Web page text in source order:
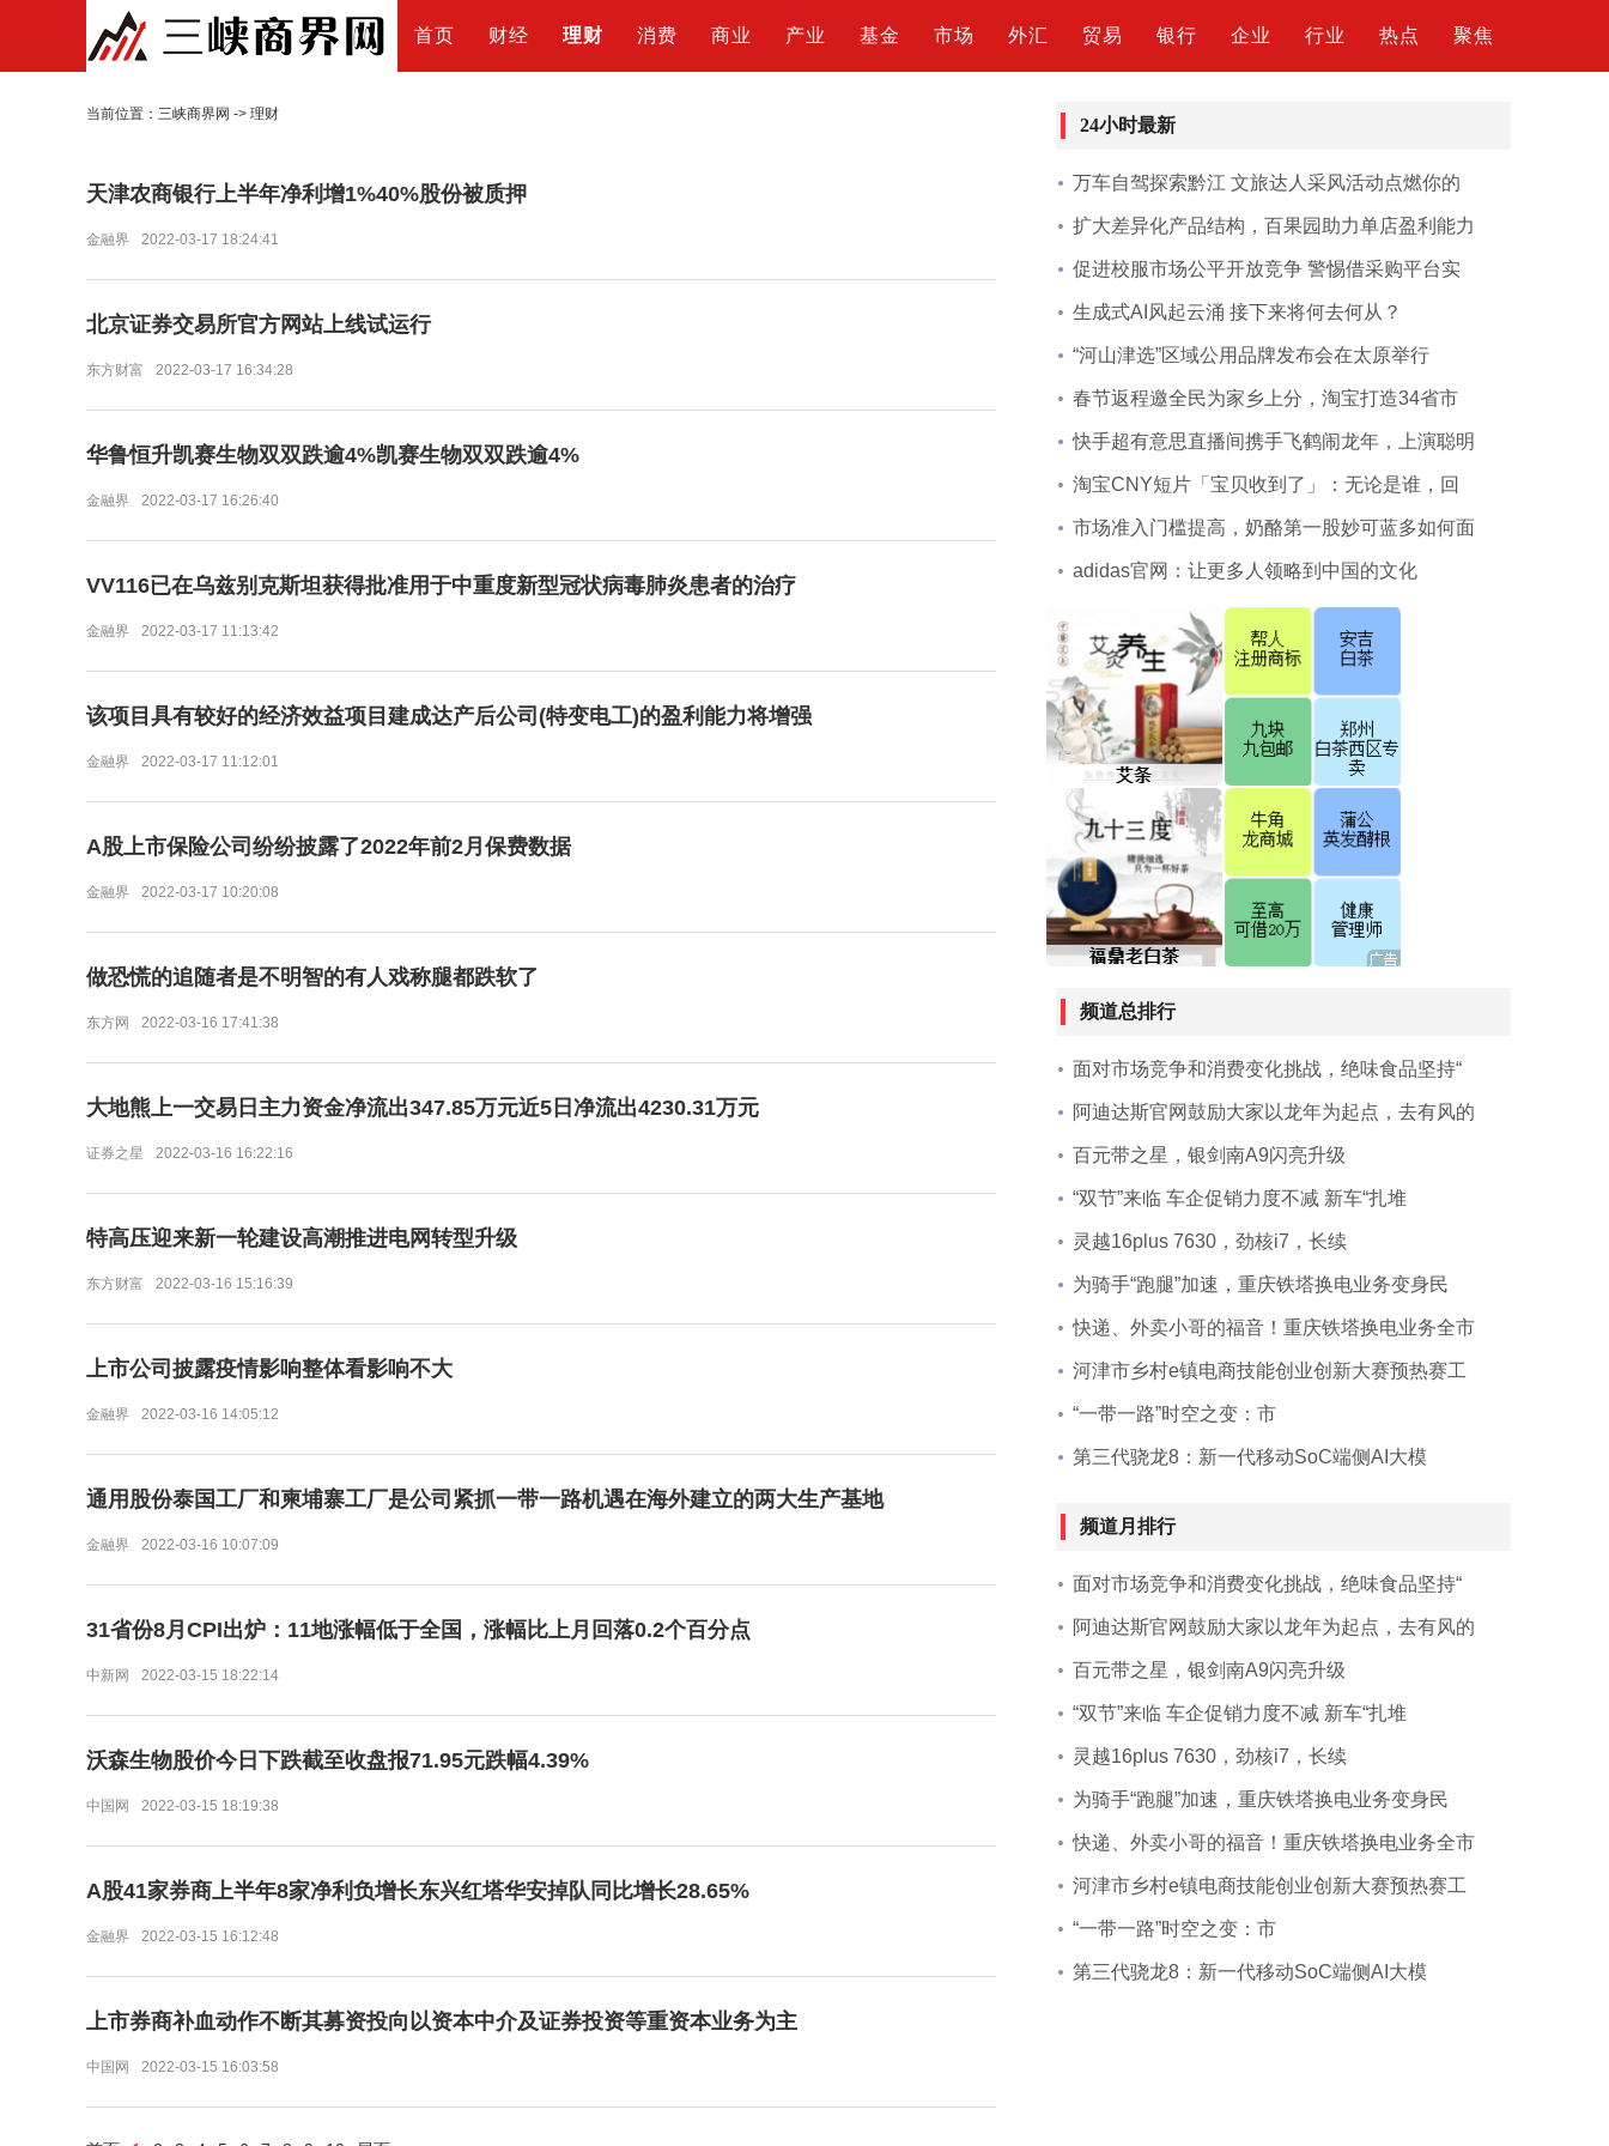
首页 财经 理财 消费 商业 产业 基金 市场 外汇 贸易 银行 企业 行业 热点 聚焦
当前位置： 三峡商界网 -> 理财
天津农商银行上半年净利增1%40%股份被质押
金融界 2022-03-17 18:24:41
北京证券交易所官方网站上线试运行
东方财富 2022-03-17 16:34:28
华鲁恒升凯赛生物双双跌逾4%凯赛生物双双跌逾4%
金融界 2022-03-17 16:26:40
VV116已在乌兹别克斯坦获得批准用于中重度新型冠状病毒肺炎患者的治疗
金融界 2022-03-17 11:13:42
该项目具有较好的经济效益项目建成达产后公司(特变电工)的盈利能力将增强
金融界 2022-03-17 11:12:01
A股上市保险公司纷纷披露了2022年前2月保费数据
金融界 2022-03-17 10:20:08
做恐慌的追随者是不明智的有人戏称腿都跌软了
东方网 2022-03-16 17:41:38
大地熊上一交易日主力资金净流出347.85万元近5日净流出4230.31万元
证券之星 2022-03-16 16:22:16
特高压迎来新一轮建设高潮推进电网转型升级
东方财富 2022-03-16 15:16:39
上市公司披露疫情影响整体看影响不大
金融界 2022-03-16 14:05:12
通用股份泰国工厂和柬埔寨工厂是公司紧抓一带一路机遇在海外建立的两大生产基地
金融界 2022-03-16 10:07:09
31省份8月CPI出炉：11地涨幅低于全国，涨幅比上月回落0.2个百分点
中新网 2022-03-15 18:22:14
沃森生物股价今日下跌截至收盘报71.95元跌幅4.39%
中国网 2022-03-15 18:19:38
A股41家券商上半年8家净利负增长东兴红塔华安掉队同比增长28.65%
金融界 2022-03-15 16:12:48
上市券商补血动作不断其募资投向以资本中介及证券投资等重资本业务为主
中国网 2022-03-15 16:03:58
24小时最新
万车自驾探索黔江 文旅达人采风活动点燃你的
扩大差异化产品结构，百果园助力单店盈利能力
促进校服市场公平开放竞争 警惕借采购平台实
生成式AI风起云涌 接下来将何去何从？
“河山津选”区域公用品牌发布会在太原举行
春节返程邀全民为家乡上分，淘宝打造34省市
快手超有意思直播间携手飞鹤闹龙年，上演聪明
淘宝CNY短片「宝贝收到了」：无论是谁，回
市场准入门槛提高，奶酪第一股妙可蓝多如何面
adidas官网：让更多人领略到中国的文化
频道总排行
面对市场竞争和消费变化挑战，绝味食品坚持“
阿迪达斯官网鼓励大家以龙年为起点，去有风的
百元带之星，银剑南A9闪亮升级
“双节”来临 车企促销力度不减 新车“扎堆
灵越16plus 7630，劲核i7，长续
为骑手“跑腿”加速，重庆铁塔换电业务变身民
快递、外卖小哥的福音！重庆铁塔换电业务全市
河津市乡村e镇电商技能创业创新大赛预热赛工
“一带一路”时空之变：市
第三代骁龙8：新一代移动SoC端侧AI大模
频道月排行
面对市场竞争和消费变化挑战，绝味食品坚持“
阿迪达斯官网鼓励大家以龙年为起点，去有风的
百元带之星，银剑南A9闪亮升级
“双节”来临 车企促销力度不减 新车“扎堆
灵越16plus 7630，劲核i7，长续
为骑手“跑腿”加速，重庆铁塔换电业务变身民
快递、外卖小哥的福音！重庆铁塔换电业务全市
河津市乡村e镇电商技能创业创新大赛预热赛工
“一带一路”时空之变：市
第三代骁龙8：新一代移动SoC端侧AI大模